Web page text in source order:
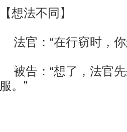
【想法不同】
法官：“在行窃时，
被告：“想了，法官
服。”